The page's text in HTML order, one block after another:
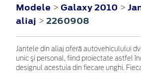
Modele > Galaxy 2010 >
aliaj > 2260908
Jantele din aliaj oferă autovehiculului
unic şi personal, fiind proiectate astfel
designul acestuia din fiecare unghi.